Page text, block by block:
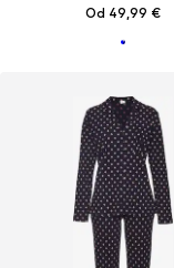
Od 49,99 €